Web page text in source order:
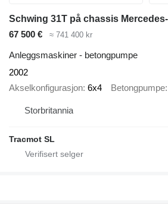
Schwing 31T på chassis
67 500 €
≈ 741 400 kr
Anleggsmaskiner - betongpumpe
2002
Akselkonfigurasjon 6x4 Betongpumpe
Storbritannia
Tracmot SL